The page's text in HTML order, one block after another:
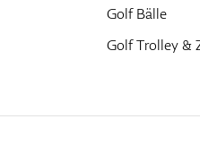
Golf Bälle
Golf Trolley &